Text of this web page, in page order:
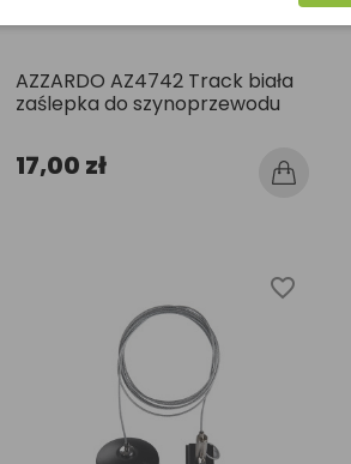
AZZARDO AZ4742 Track biała
zaślepka do szynoprzewodu
17,00 zł
favorite_border